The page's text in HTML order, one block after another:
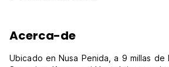
Acerca-de
Ubicado en Nusa Penida, a 9 millas de